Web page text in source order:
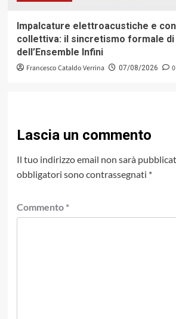
Impalcature elettroacustiche e
collettiva: il sincretismo formale di
dell’Ensemble Infini
Francesco Cataldo Verrina 07/08/2026 0
Lascia un commento
Il tuo indirizzo email non sarà
obbligatori sono contrassegnati *
Commento *